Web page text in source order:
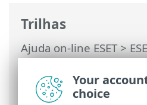
Trilhas
Ajuda on-line ESET>
Usando o ESET PROTECT
para Provedores de
Processo de
Your
choice